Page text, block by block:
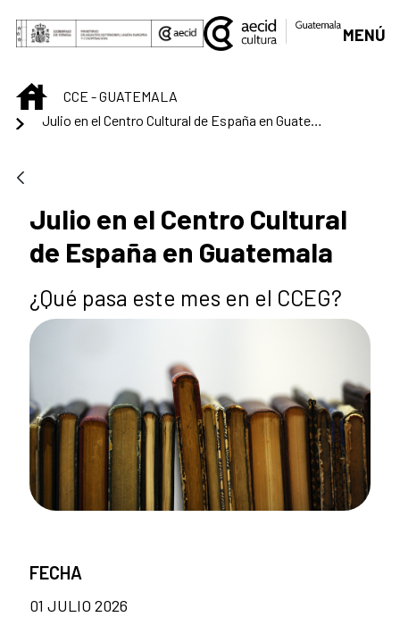
Saltar al contenido principal
MENÚ
INICIOCCE - GUATEMALA
Julio en el Centro Cultural de España en Guatemala
Julio en el Centro Cultural
de España en Guatemala
¿Qué pasa este mes en el CCEG?
FECHA
01 JULIO 2026